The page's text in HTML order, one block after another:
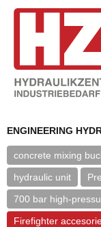
ENGINEERING
concrete mixing
hydraulic unit
700 bar high-
Firefighter